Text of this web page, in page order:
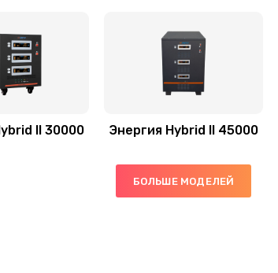
II 30000 Энергия Hybrid II 45000
БОЛЬШЕ МОДЕЛЕЙ